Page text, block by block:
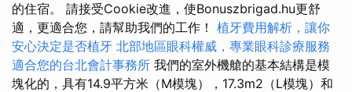
的住宿。 請接受Cookie改進，使Bonuszbrigad.hu更舒
適，更適合您，請幫助我們的工作！ 植牙費用解析，讓你
安心決定是否植牙 北部地區眼科權威，專業眼科診療服務
適合您的台北會計事務所 我們的室外機艙的基本結構是模
塊化的，具有14.9平方米（M模塊），17.3m2（L模塊）和